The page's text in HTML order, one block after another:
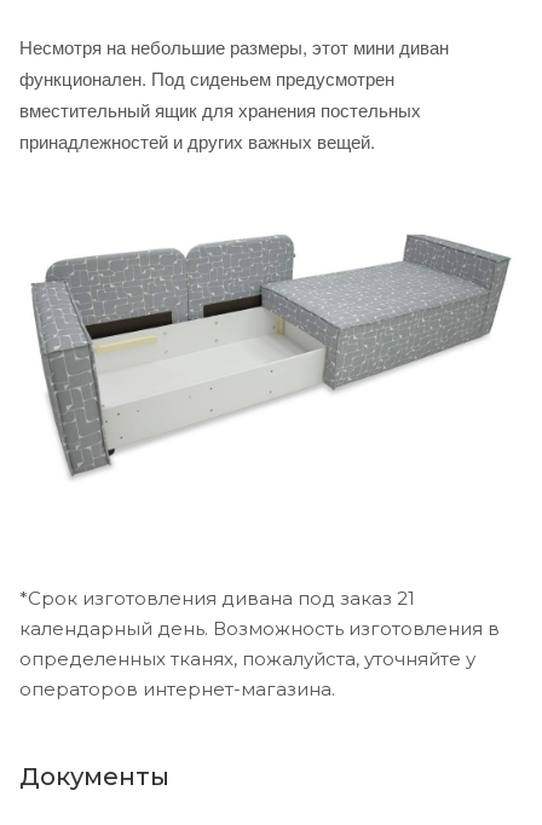
Несмотря на небольшие размеры, этот мини диван
функционален. Под сиденьем предусмотрен
вместительный ящик для хранения постельных
принадлежностей и других важных вещей.
*Срок изготовления дивана под заказ 21
календарный день. Возможность изготовления в
определенных тканях, пожалуйста, уточняйте у
операторов интернет-магазина.
Документы